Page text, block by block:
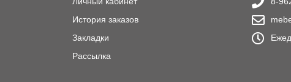
История заказов
Закладки
Рассылка